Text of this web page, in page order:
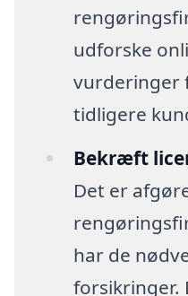
udforske
vurderinger
tidligere
Bekræft
Det er
har de
forsikringer.